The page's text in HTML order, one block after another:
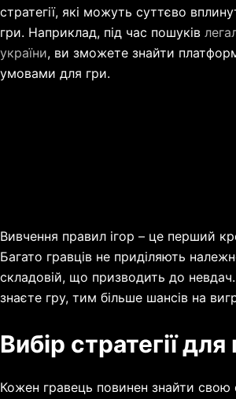
стратегії, які можуть суттєво
гри. Наприклад, під час пошуків
україни, ви зможете знайти
умовами для гри.
Вивчення правил ігор – це перший
Багато гравців не приділяють
складовій, що призводить до
знаєте гру, тим більше шансів на
Вибір стратегії для
Кожен гравець повинен знайти свою